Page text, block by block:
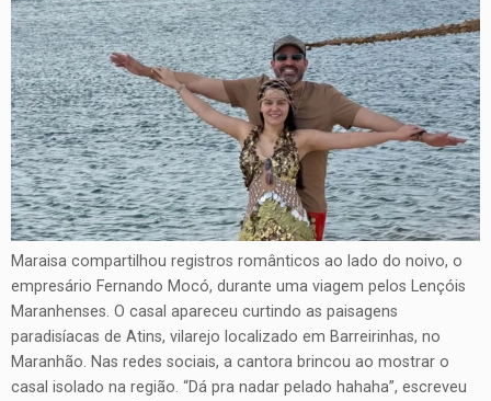
Maraisa compartilhou registros românticos ao lado do noivo, o
empresário Fernando Mocó, durante uma viagem pelos Lençóis
Maranhenses. O casal apareceu curtindo as paisagens
paradisíacas de Atins, vilarejo localizado em Barreirinhas, no
Maranhão. Nas redes sociais, a cantora brincou ao mostrar o
casal isolado na região. “Dá pra nadar pelado hahaha”, escreveu